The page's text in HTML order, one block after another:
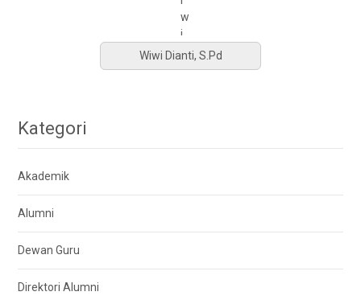
Wiwi Dianti, S.Pd
Kategori
Akademik
Alumni
Dewan Guru
Direktori Alumni